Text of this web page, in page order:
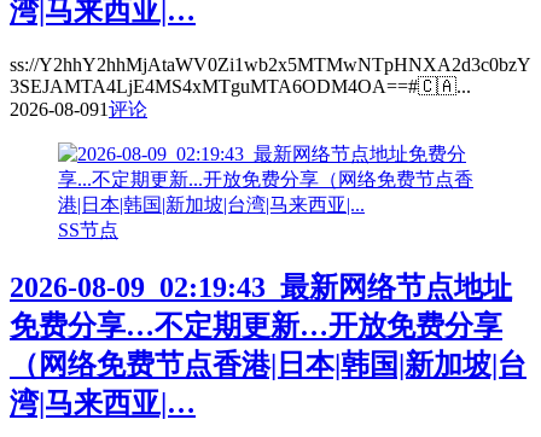
湾|马来西亚|…
ss://Y2hhY2hhMjAtaWV0Zi1wb2x5MTMwNTpHNXA2d3c0bzY
3SEJAMTA4LjE4MS4xMTguMTA6ODM4OA==#🇨🇦...
2026-08-091评论
SS节点
2026-08-09_02:19:43_最新网络节点地址
免费分享…不定期更新…开放免费分享
（网络免费节点香港|日本|韩国|新加坡|台
湾|马来西亚|…